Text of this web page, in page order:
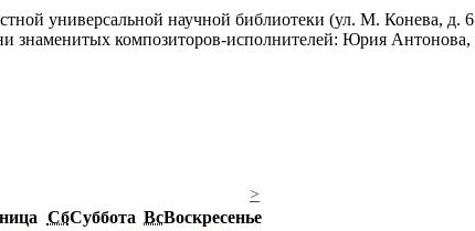
универсальной научной библиотеки (ул. М. Конева, д.
знаменитых композиторов-исполнителей: Юрия
>
СбСуббота ВсВоскресенье